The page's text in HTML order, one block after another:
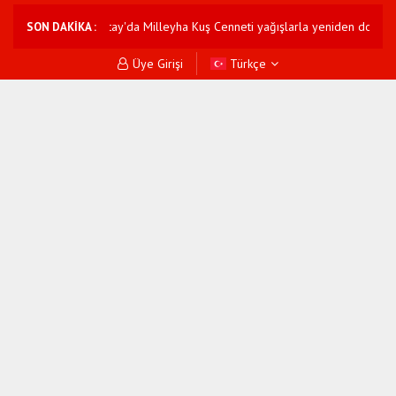
SON DAKİKA :Hatay'da Milleyha Kuş Cenneti yağışlarla yeniden doldu
Üye Girişi Türkçe